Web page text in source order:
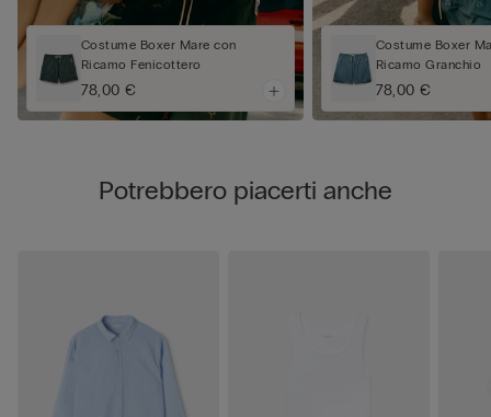
Costume Boxer Mare con
Ricamo Fenicottero
78,00 €
Costume Boxer
Ricamo Granchio
78,00 €
Potrebbero piacerti anche